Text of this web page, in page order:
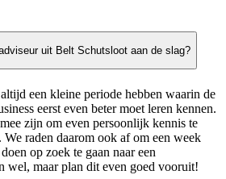
uit Belt Schutsloot aan de slag?
een kleine periode hebben waarin de
eerst even beter moet leren kennen.
zijn om even persoonlijk kennis te
raden daarom ook af om een week
op zoek te gaan naar een
wel, maar plan dit even goed vooruit!